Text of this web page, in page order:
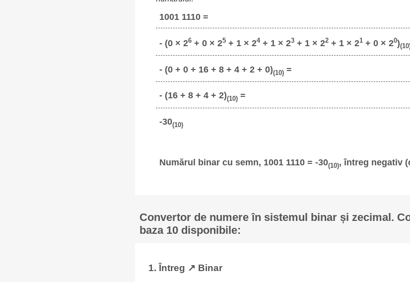
1001 1110 =
- (0 × 26 + 0 × 25 + 1 × 24+ 1 × 23 + 1 × 22 + 1 × 21 + 0 × 20)
- (0 + 0 + 16 + 8 + 4 + 2 + 0)(10) =
- (16 + 8 + 4 + 2)(10) =
-30(10)
Numărul binar cu semn, 1001 1110 = -30(10), întreg negativ
Convertor de numere în sistemul binar și zecimal.
baza 10 disponibile:
1. Întreg ↗ Binar